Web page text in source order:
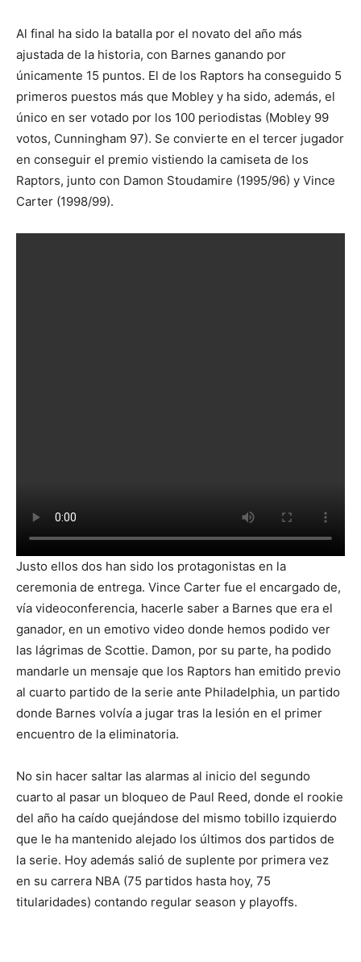
Al final ha sido la batalla por el novato del año más
ajustada de la historia, con Barnes ganando por
únicamente 15 puntos. El de los Raptors ha conseguido 5
primeros puestos más que Mobley y ha sido, además, el
único en ser votado por los 100 periodistas (Mobley 99
votos, Cunningham 97). Se convierte en el tercer jugador
en conseguir el premio vistiendo la camiseta de los
Raptors, junto con Damon Stoudamire (1995/96) y Vince
Carter (1998/99).
Justo ellos dos han sido los protagonistas en la
ceremonia de entrega. Vince Carter fue el encargado de,
vía videoconferencia, hacerle saber a Barnes que era el
ganador, en un emotivo video donde hemos podido ver
las lágrimas de Scottie. Damon, por su parte, ha podido
mandarle un mensaje que los Raptors han emitido previo
al cuarto partido de la serie ante Philadelphia, un partido
donde Barnes volvía a jugar tras la lesión en el primer
encuentro de la eliminatoria.
No sin hacer saltar las alarmas al inicio del segundo
cuarto al pasar un bloqueo de Paul Reed, donde el rookie
del año ha caído quejándose del mismo tobillo izquierdo
que le ha mantenido alejado los últimos dos partidos de
la serie. Hoy además salió de suplente por primera vez
en su carrera NBA (75 partidos hasta hoy, 75
titularidades) contando regular season y playoffs.